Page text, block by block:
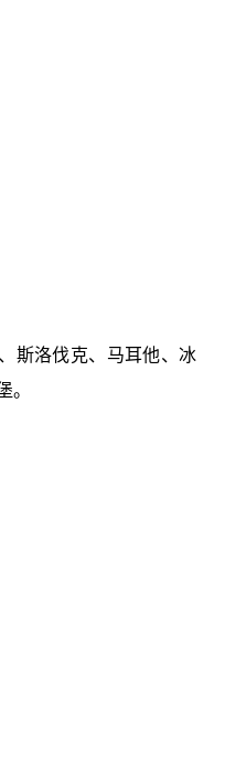
斯洛伐克、马耳他、冰
。